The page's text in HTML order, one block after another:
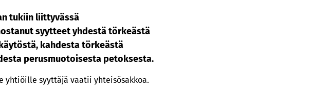
tukiin liittyvässä
syytteet yhdestä törkeästä
kahdesta törkeästä
perusmuotoisesta petoksesta.
yhtiöille syyttäjä vaatii yhteisösakkoa.